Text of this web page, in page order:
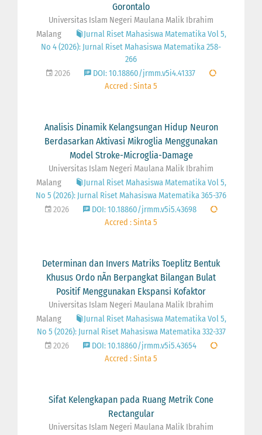
Gorontalo
Universitas Islam Negeri Maulana Malik Ibrahim
Malang
Jurnal Riset Mahasiswa Matematika Vol 5,
No 4 (2026): Jurnal Riset Mahasiswa Matematika 258-
266
2026
DOI: 10.18860/jrmm.v5i4.41337
Accred : Sinta 5
Analisis Dinamik Kelangsungan Hidup Neuron
Berdasarkan Aktivasi Mikroglia Menggunakan
Model Stroke-Microglia-Damage
Universitas Islam Negeri Maulana Malik Ibrahim
Malang
Jurnal Riset Mahasiswa Matematika Vol 5,
No 5 (2026): Jurnal Riset Mahasiswa Matematika 365-376
2026
DOI: 10.18860/jrmm.v5i5.43698
Accred : Sinta 5
Determinan dan Invers Matriks Toeplitz Bentuk
Khusus Ordo nÃn Berpangkat Bilangan Bulat
Positif Menggunakan Ekspansi Kofaktor
Universitas Islam Negeri Maulana Malik Ibrahim
Malang
Jurnal Riset Mahasiswa Matematika Vol 5,
No 5 (2026): Jurnal Riset Mahasiswa Matematika 332-337
2026
DOI: 10.18860/jrmm.v5i5.43654
Accred : Sinta 5
Sifat Kelengkapan pada Ruang Metrik Cone
Rectangular
Universitas Islam Negeri Maulana Malik Ibrahim